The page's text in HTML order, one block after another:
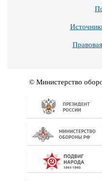
© Министерство